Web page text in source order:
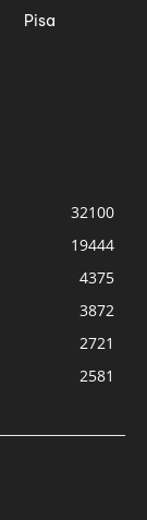
Pisa
32100
19444
4375
3872
2721
2581